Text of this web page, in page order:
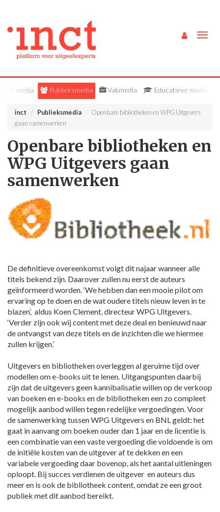
Alle media Publieksmedia Vakmedia Educatieve media
inct Publieksmedia
Openbare bibliotheken en WPG Uitgevers
gaan samenwerken
Openbare bibliotheken en
WPG Uitgevers gaan
samenwerken
De definitieve overeenkomst volgt dit najaar wanneer alle
titels bekend zijn. Daarover zullen nu eerst de auteurs
geïnformeerd worden. ‘We hebben dan een mooie pilot om
ervaring op te doen en de wat oudere titels nieuw leven in te
blazen’, aldus Koen Clement, directeur WPG Uitgevers.
‘Verder zijn ook wij content met deze deal en benieuwd naar
de ontvangst van deze titels en de inzichten die we hiermee
zullen krijgen.’
Uitgevers en bibliotheken overleggen al geruime tijd over
modellen om e-books uit te lenen. Uitgangspunten daarbij
zijn dat de uitgevers geen kannibalisatie willen op de verkoop
van boeken en e-books en de bibliotheken een zo compleet
mogelijk aanbod willen tegen redelijke vergoedingen. Voor
de samenwerking tussen WPG Uitgevers en BNL geldt: het
gaat in aanvang om boeken ouder dan 1 jaar en de licentie is
een combinatie van een vaste vergoeding die voldoende is om
de initiële kosten van de uitgever af te dekken en een
variabele vergoeding daar bovenop, als het aantal uitleningen
oploopt. Bij succes verdienen de uitgever en auteurs dus
meer en is ook de bibliotheek content, omdat ze een groot
publiek met dit aanbod bereikt.